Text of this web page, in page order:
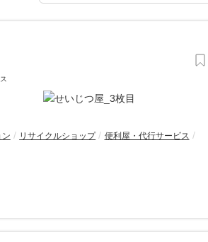
リサイクルショップ
便利屋・代行サービス